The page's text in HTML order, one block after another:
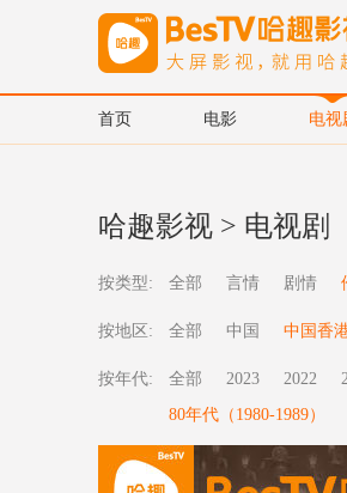
首页 电影 电视
哈趣影视 > 电视剧
按类型: 全部 言情 剧情
按地区: 全部 中国 中国香
按年代: 全部 2023 2022
80年代（1980-1989）